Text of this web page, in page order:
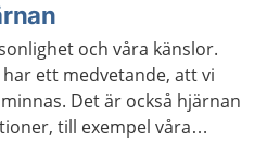
och våra känslor.
ett medvetande, att vi
Det är också hjärnan
till exempel våra